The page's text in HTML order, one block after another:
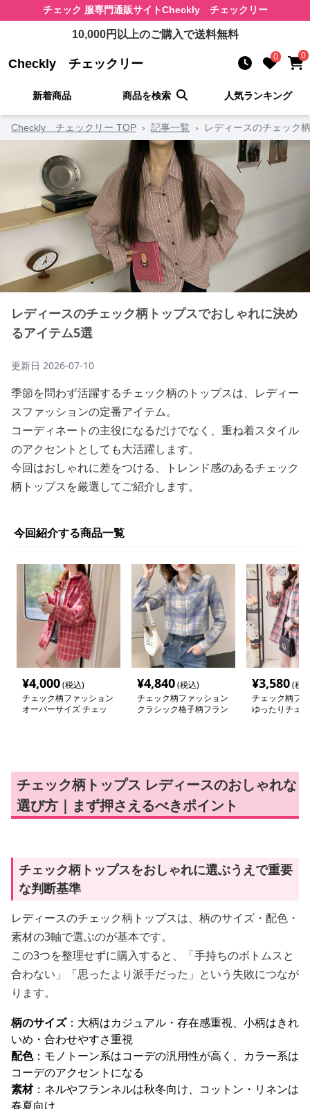
チェック 服専門通販サイトCheckly チェックリー
10,000円以上のご購入で送料無料
Checkly チェックリー 0 0
新着商品 商品を検索 人気ランキング
Checkly チェックリー TOP › 記事一覧 › レディースのチェック
レディースのチェック柄トップスでおしゃれに決め
るアイテム5選
更新日 2026-07-10
季節を問わず活躍するチェック柄のトップスは、レディー
スファッションの定番アイテム。
コーディネートの主役になるだけでなく、重ね着スタイル
のアクセントとしても大活躍します。
今回はおしゃれに差をつける、トレンド感のあるチェック
柄トップスを厳選してご紹介します。
今回紹介する商品一覧
¥4,000(税込)
チェック柄ファッション
オーバーサイズ チェッ
¥4,840(税込)
チェック柄ファッション
クラシック格子柄フラン
¥3,580(税
チェック柄フ
ゆったりチェ
チェック柄トップス レディースのおしゃれな
選び方｜まず押さえるべきポイント
チェック柄トップスをおしゃれに選ぶうえで重要
な判断基準
レディースのチェック柄トップスは、柄のサイズ・配色・
素材の3軸で選ぶのが基本です。
この3つを整理せずに購入すると、「手持ちのボトムスと
合わない」「思ったより派手だった」という失敗につなが
ります。
柄のサイズ：大柄はカジュアル・存在感重視、小柄はきれ
いめ・合わせやすさ重視
配色：モノトーン系はコーデの汎用性が高く、カラー系は
コーデのアクセントになる
素材：ネルやフランネルは秋冬向け、コットン・リネンは
春夏向け